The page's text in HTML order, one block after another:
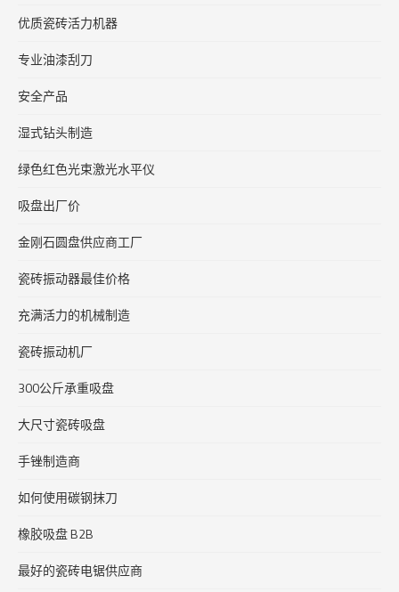
优质瓷砖活力机器
专业油漆刮刀
安全产品
湿式钻头制造
绿色红色光束激光水平仪
吸盘出厂价
金刚石圆盘供应商工厂
瓷砖振动器最佳价格
充满活力的机械制造
瓷砖振动机厂
300公斤承重吸盘
大尺寸瓷砖吸盘
手锉制造商
如何使用碳钢抹刀
橡胶吸盘 B2B
最好的瓷砖电锯供应商